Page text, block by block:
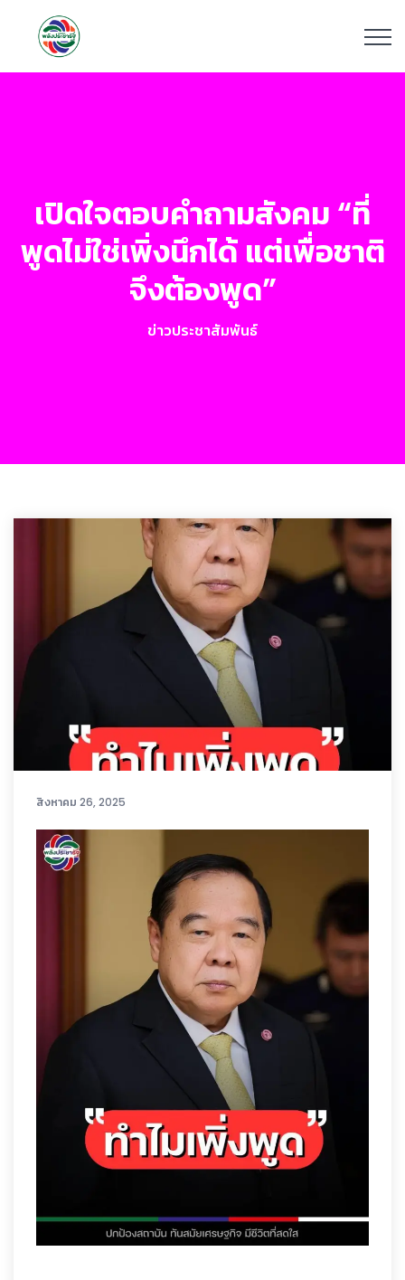
เปิดใจตอบคำถามสังคม “ที่
พูดไม่ใช่เพิ่งนึกได้ แต่เพื่อชาติ
จึงต้องพูด”
ข่าวประชาสัมพันธ์
สิงหาคม 26, 2025